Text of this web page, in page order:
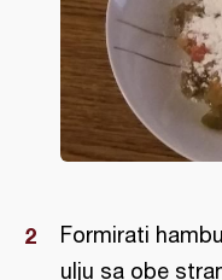
Formirati
ulju sa obe